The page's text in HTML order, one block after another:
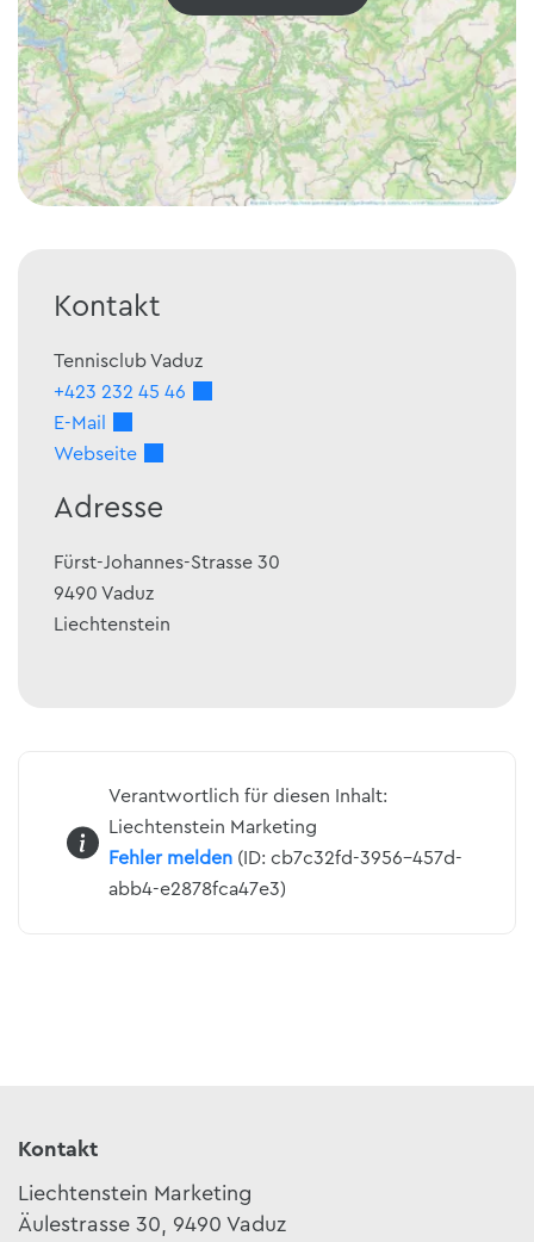
Kontakt
Tennisclub Vaduz
+423 232 45 46
E-Mail
Webseite
Adresse
Fürst-Johannes-Strasse 30
9490 Vaduz
Liechtenstein
Verantwortlich für diesen Inhalt:
Liechtenstein Marketing
Fehler melden (ID: cb7c32fd-3956-457d-
abb4-e2878fca47e3)
Kontakt
Liechtenstein Marketing
Äulestrasse 30, 9490 Vaduz